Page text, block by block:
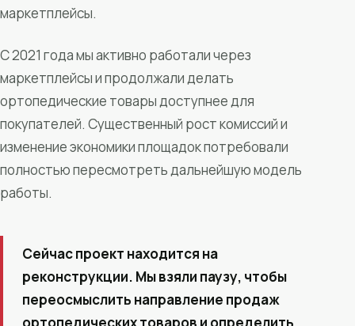
маркетплейсы.
С 2021 года мы активно работали через
маркетплейсы и продолжали делать
ортопедические товары доступнее для
покупателей. Существенный рост комиссий и
изменение экономики площадок потребовали
полностью пересмотреть дальнейшую модель
работы.
Сейчас проект находится на
реконструкции. Мы взяли паузу, чтобы
переосмыслить направление продаж